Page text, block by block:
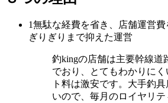
1無駄な経費を省き、店舗運営費
ぎりぎりまで抑えた運営
釣kingの店舗は主要幹線道
でおり、とてもわかりに
ト料は激安です。大手釣
いので、毎月のロイヤリ